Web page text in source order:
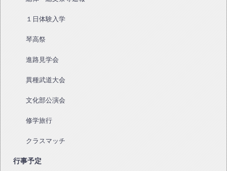
１日体験入学
琴高祭
進路見学会
異種武道大会
文化部公演会
修学旅行
クラスマッチ
行事予定